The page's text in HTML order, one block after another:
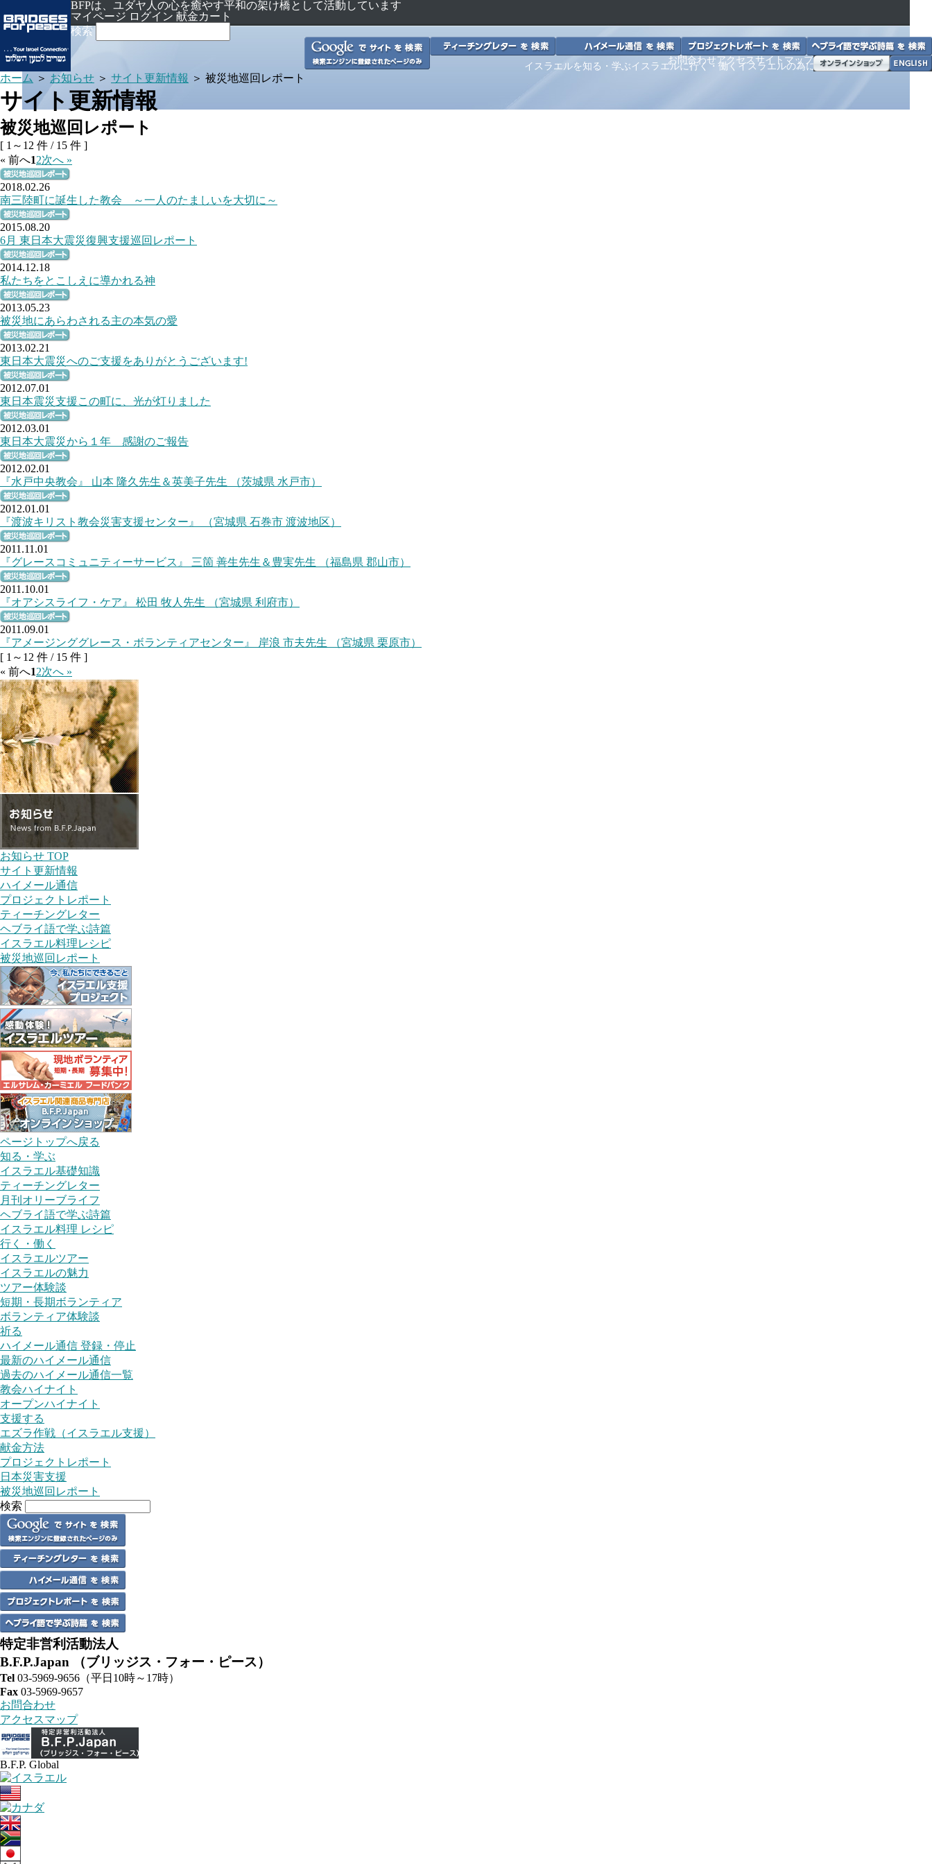
BFPは、ユダヤ人の心を癒やす平和の架け橋として活動しています
ホームBFPとは？ お知らせ
イスラエルを知る・学ぶ イスラエルに行く・働く イスラエルの為に 祈るイスラエルを 支援する
お問合わせ アクセスサイトマップ
マイページ ログイン 献金カート
検索
ホーム ＞ お知らせ ＞ サイト更新情報 ＞ 被災地巡回レポート
サイト更新情報
被災地巡回レポート
[ 1～12 件 / 15 件 ]
« 前へ12次へ »
2018.02.26
2015.08.20
2014.12.18
2013.05.23
2013.02.21
2012.07.01
2012.03.01
2012.02.01
2012.01.01
2011.11.01
2011.10.01
2011.09.01
[ 1～12 件 / 15 件 ]
« 前へ12次へ »
お知らせ TOP
サイト更新情報
ハイメール通信
プロジェクトレポート
ティーチングレター
ヘブライ語で学ぶ詩篇
イスラエル料理レシピ
被災地巡回レポート
ページトップへ戻る
知る・学ぶ
イスラエル基礎知識
ティーチングレター
月刊オリーブライフ
ヘブライ語で学ぶ詩篇
イスラエル料理 レシピ
行く・働く
イスラエルツアー
イスラエルの魅力
ツアー体験談
短期・長期ボランティア
ボランティア体験談
祈る
ハイメール通信 登録・停止
最新のハイメール通信
過去のハイメール通信一覧
教会ハイナイト
オープンハイナイト
支援する
エズラ作戦（イスラエル支援）
献金方法
プロジェクトレポート
日本災害支援
被災地巡回レポート
検索
特定非営利活動法人
B.F.P.Japan
（ブリッジス・フォー・ピース）
Tel 03-5969-9656 （平日10時～17時）
Fax 03-5969-9657
お問合わせ
アクセスマップ
B.F.P. Global